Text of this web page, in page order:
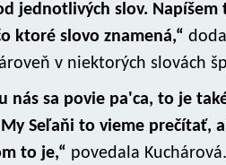
jednotlivých slov.
ktoré slovo znamená,“
v niektorých slovách
nás sa povie pa'ca, to je
Seľaňi to vieme prečítať,
to je,“ povedala Kuchárová.